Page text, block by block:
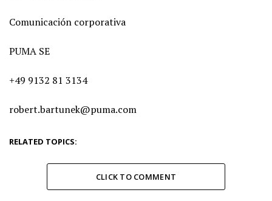
Comunicación corporativa
PUMA SE
+49 9132 81 3134
robert.bartunek@puma.com
RELATED TOPICS:
CLICK TO COMMENT